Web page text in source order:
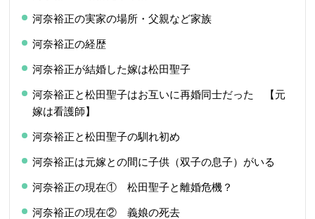
河奈裕正の実家の場所・父親など家族
河奈裕正の経歴
河奈裕正が結婚した嫁は松田聖子
河奈裕正と松田聖子はお互いに再婚同士だった 【元
嫁は看護師】
河奈裕正と松田聖子の馴れ初め
河奈裕正は元嫁との間に子供（双子の息子）がいる
河奈裕正の現在① 松田聖子と離婚危機？
河奈裕正の現在② 義娘の死去